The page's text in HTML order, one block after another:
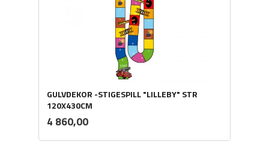
GULVDEKOR -STIGESPILL "LILLEBY" STR
120X430CM
Pris
4 860,00mva.